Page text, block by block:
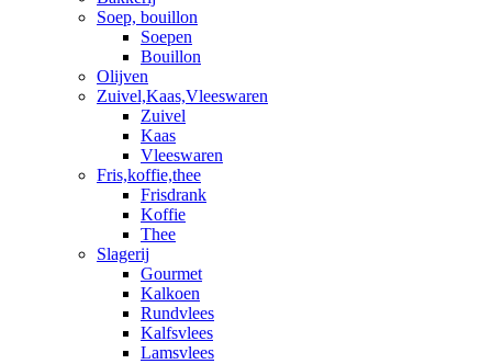
Soep, bouillon
Soepen
Bouillon
Olijven
Zuivel,Kaas,Vleeswaren
Zuivel
Kaas
Vleeswaren
Fris,koffie,thee
Frisdrank
Koffie
Thee
Slagerij
Gourmet
Kalkoen
Rundvlees
Kalfsvlees
Lamsvlees